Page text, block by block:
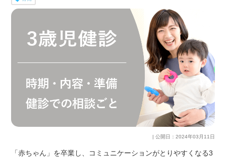
| 公開日： 2024年03月11日
「赤ちゃん」を卒業し、コミュニケーションがとりやすくなる3